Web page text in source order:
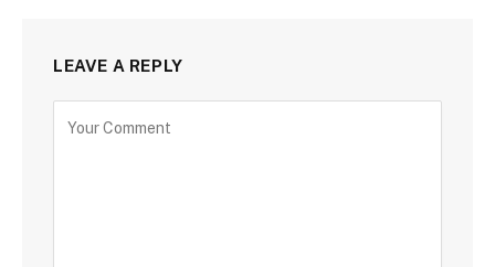
LEAVE A REPLY